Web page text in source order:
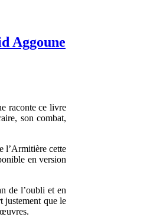
Aggoune
raconte ce livre
son combat,
l’Armitière cette
en version
de l’oubli et en
justement que le